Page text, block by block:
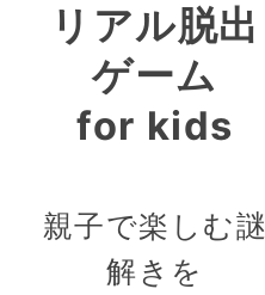
リアル脱出
ゲーム
for kids
親子で楽しむ謎
解きを